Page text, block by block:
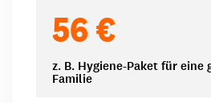
56 €
z. B. Hygiene-Paket für eine
Familie